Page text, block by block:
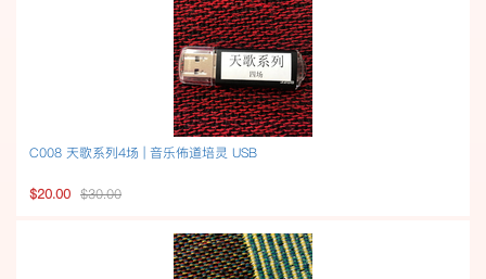
C008 天歌系列4场 | 音乐佈道培灵 USB
$20.00 $30.00